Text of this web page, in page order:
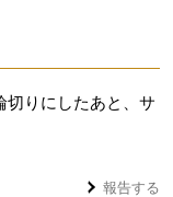
切りにしたあと、サ
報告する